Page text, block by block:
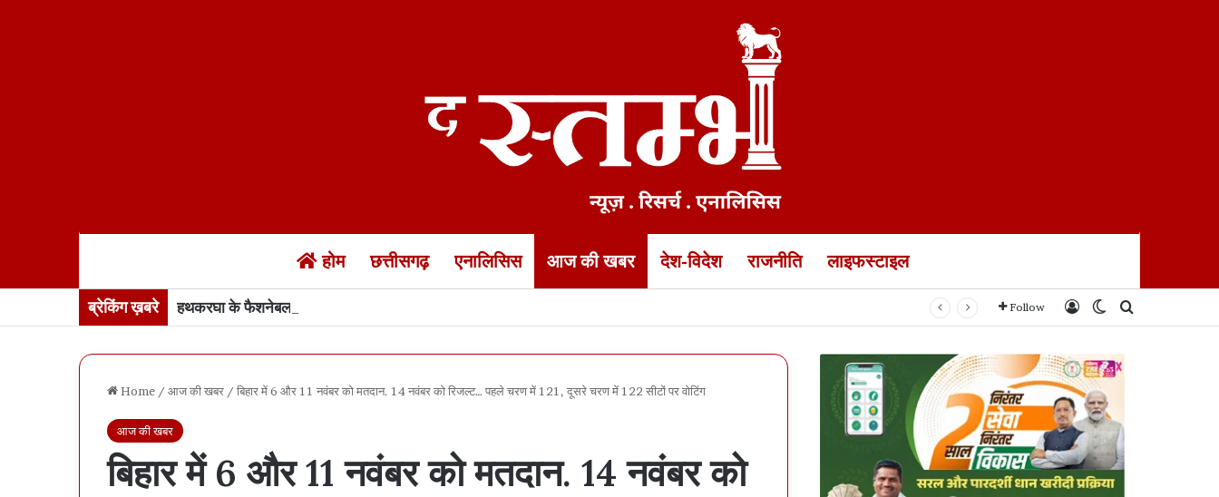
होम छत्तीसगढ़ एनालिसिस आज की खबर देश-विदेश राजनीति लाइफस्टाइल
ब्रेकिंग ख़बरे हथकरघा के फैशनेबल ड्रेस में बस्तर की सरेंडर बेटियों का रैंपवॉक… यह देखकर सीएम साय और डॉ रमन हुए गदगद Follow Log InSwitch skin
Home / आज की खबर / बिहार में 6 और 11 नवंबर को मतदान. 14 नवंबर को रिजल्ट… पहले चरण में 121, दूसरे चरण में 122 सीटों पर वोटिंग
आज की खबर
बिहार में 6 और 11 नवंबर को मतदान. 14 नवंबर को